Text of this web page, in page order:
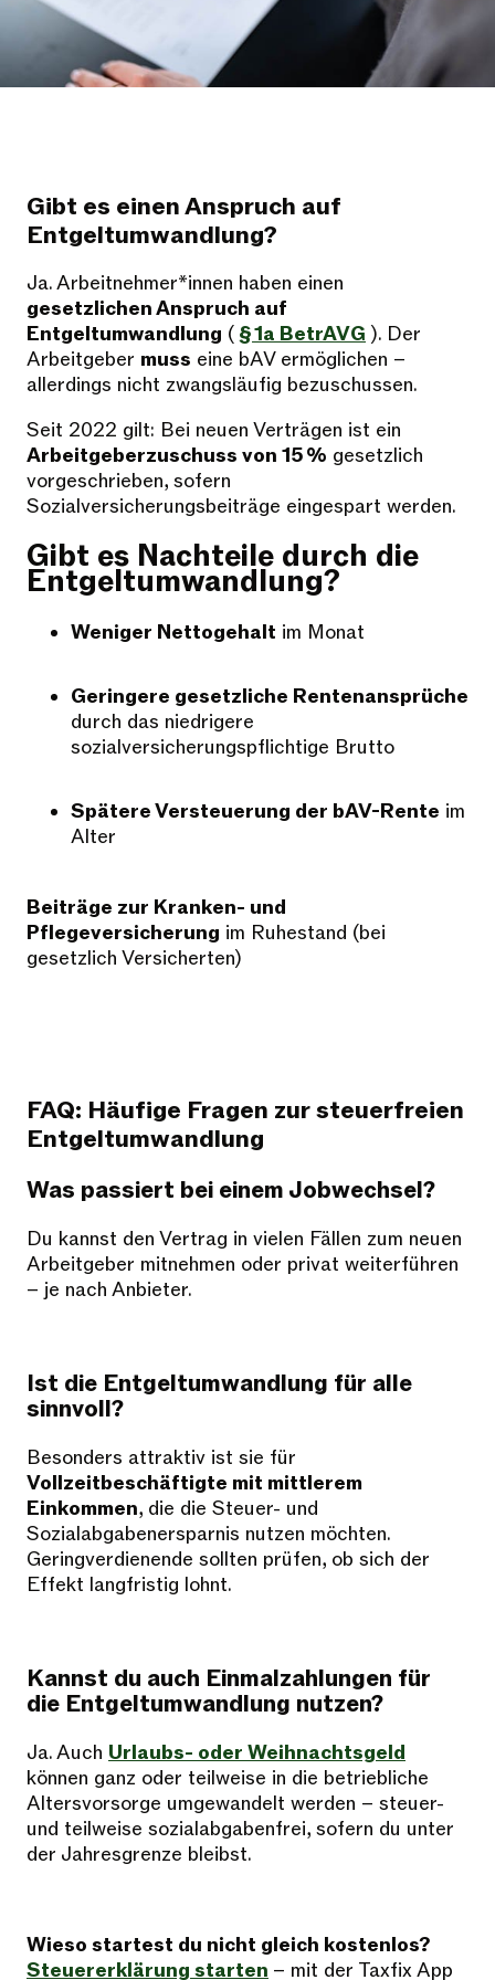
Gibt es einen Anspruch auf
Entgeltumwandlung?
Ja. Arbeitnehmer*innen haben einen
gesetzlichen Anspruch auf
Entgeltumwandlung (§ 1a BetrAVG ). Der
Arbeitgeber muss eine bAV ermöglichen –
allerdings nicht zwangsläufig bezuschussen.
Seit 2022 gilt: Bei neuen Verträgen ist ein
Arbeitgeberzuschuss von 15 % gesetzlich
vorgeschrieben, sofern
Sozialversicherungsbeiträge eingespart werden.
Gibt es Nachteile durch die
Entgeltumwandlung?
Weniger Nettogehalt im Monat
Geringere gesetzliche Rentenansprüche
durch das niedrigere
sozialversicherungspflichtige Brutto
Spätere Versteuerung der bAV-Rente im
Alter
Beiträge zur Kranken- und
Pflegeversicherung im Ruhestand (bei
gesetzlich Versicherten)
FAQ: Häufige Fragen zur steuerfreien
Entgeltumwandlung
Was passiert bei einem Jobwechsel?
Du kannst den Vertrag in vielen Fällen zum neuen
Arbeitgeber mitnehmen oder privat weiterführen
– je nach Anbieter.
Ist die Entgeltumwandlung für alle
sinnvoll?
Besonders attraktiv ist sie für
Vollzeitbeschäftigte mit mittlerem
Einkommen, die die Steuer- und
Sozialabgabenersparnis nutzen möchten.
Geringverdienende sollten prüfen, ob sich der
Effekt langfristig lohnt.
Kannst du auch Einmalzahlungen für
die Entgeltumwandlung nutzen?
Ja. Auch Urlaubs- oder Weihnachtsgeld
können ganz oder teilweise in die betriebliche
Altersvorsorge umgewandelt werden – steuer-
und teilweise sozialabgabenfrei, sofern du unter
der Jahresgrenze bleibst.
Wieso startest du nicht gleich kostenlos?
Steuererklärung starten – mit der Taxfix App